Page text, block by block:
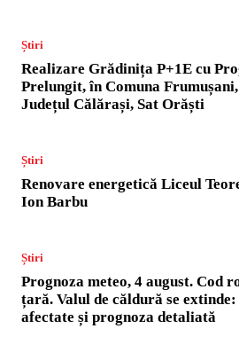
Știri
Realizare Grădinița P+1E cu
Prelungit, în Comuna Frumușani,
Județul Călărași, Sat Orăști
Știri
Renovare energetică Liceul
Ion Barbu
Știri
Prognoza meteo, 4 august. Cod
țară. Valul de căldură se extinde:
afectate și prognoza detaliată